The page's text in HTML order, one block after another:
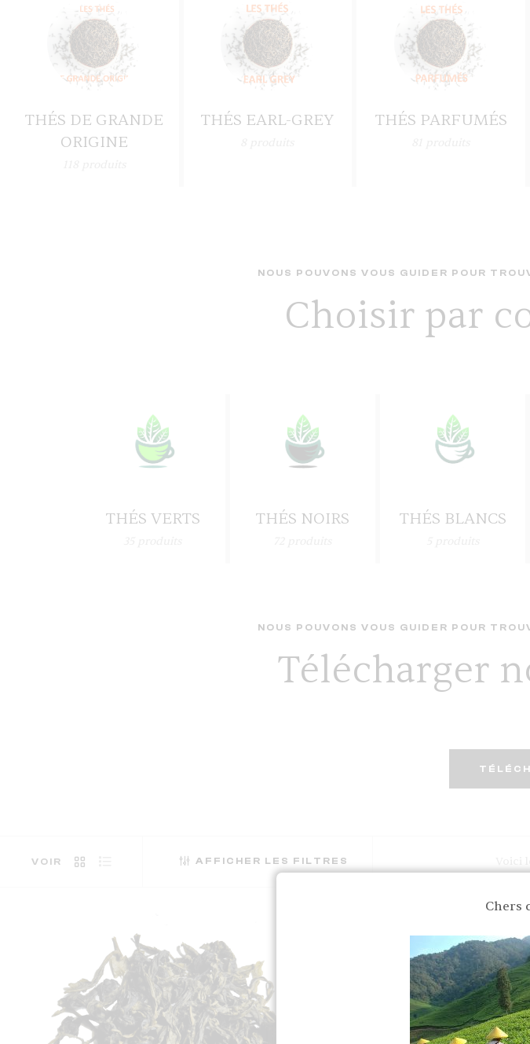
THÉS DE GRANDE
ORIGINE
THÉS EARL-GREY THÉS PARFUMÉS
Choisir par
NOUS POUVONS VOUS GUIDER POUR
THÉS VERTS THÉS NOIRS THÉS BLANCS
Télécharger
NOUS POUVONS VOUS GUIDER POUR
AFFICHER LES FILTRES
VOIR
Chers